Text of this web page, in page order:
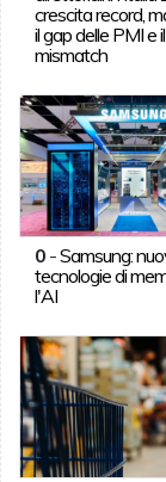
crescita record,
il gap delle PMI e il
mismatch
0-Samsung:
tecnologie di
l'AI